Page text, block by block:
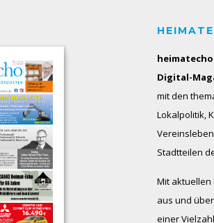
Digital-
mit den
Lokalpolitik,
Stadtteilen
Mit aktuellen
aus und
einer